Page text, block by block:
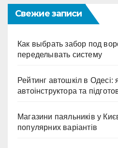
Свежие записи
Как выбрать забор под
переделывать систему
Рейтинг автошкіл в Одесі:
автоінструктора та
Магазини паяльників у
популярних варіантів